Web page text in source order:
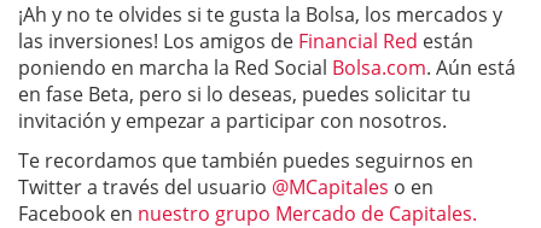
¡Ah y no te olvides si te gusta la Bolsa, los mercados y
las inversiones! Los amigos de Financial Red están
poniendo en marcha la Red Social Bolsa.com. Aún está
en fase Beta, pero si lo deseas, puedes solicitar tu
invitación y empezar a participar con nosotros.
Te recordamos que también puedes seguirnos en
Twitter a través del usuario @MCapitales o en
Facebook en nuestro grupo Mercado de Capitales.